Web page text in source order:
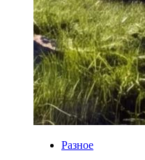
Разное